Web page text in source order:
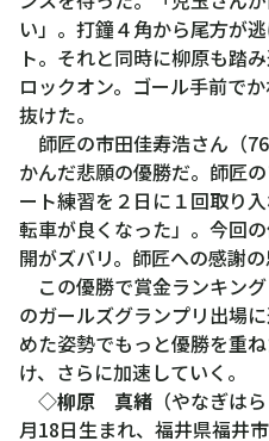
い」。打鐘４角から尾方が
ト。それと同時に柳原も踏
ロックオン。ゴール手前で
抜けた。
師匠の市田佳寿浩さん（
かんだ悲願の優勝だ。師匠
ート練習を２日に１回取り
転車が良くなった」。今回
開がズバリ。師匠への感謝
この優勝で賞金ランキン
のガールズグランプリ出場
めた姿勢でもっと優勝を重
け、さらに加速していく。
◇柳原 真緒 （やなぎは
月18日生まれ、福井県福井